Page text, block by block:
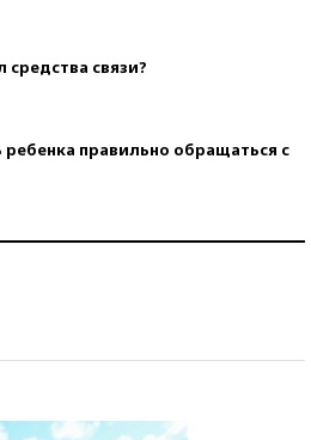
средства связи?
ребенка правильно обращаться с